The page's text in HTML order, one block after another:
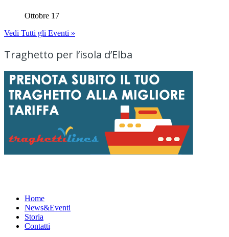
Ottobre 17
Vedi Tutti gli Eventi »
Traghetto per l’isola d’Elba
Home
News&Eventi
Storia
Contatti